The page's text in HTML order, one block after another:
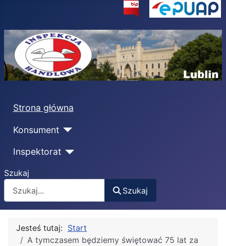
Strona główna
Konsument
Inspektorat
Szukaj
Szukaj
Jesteś tutaj: Start
A tymczasem będziemy świętować 75 lat za